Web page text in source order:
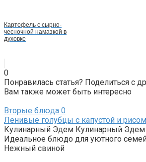
Картофель с сырно-
чесночной намазкой в
духовке
0
Понравилась статья? Поделиться с
Вам также может быть интересно
Вторые блюда 0
Ленивые голубцы с капустой и
Кулинарный Эдем Кулинарный
Идеальное блюдо для уютного
Нежный свиной